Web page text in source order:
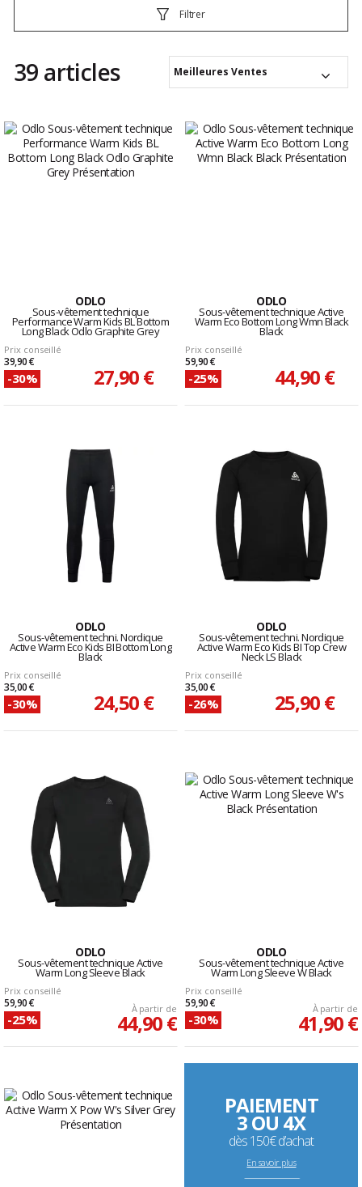
Filtrer
39 articles Meilleures Ventes
ODLO
Sous-vêtement technique
Performance Warm Kids BL Bottom
Long Black Odlo Graphite Grey
Prix conseillé
39,90 €
-30% 27,90 €
ODLO
Sous-vêtement technique Active
Warm Eco Bottom Long Wmn Black
Black
Prix conseillé
59,90 €
-25% 44,90 €
ODLO
Sous-vêtement techni. Nordique
Active Warm Eco Kids BI Bottom Long
Black
Prix conseillé
35,00 €
-30% 24,50 €
ODLO
Sous-vêtement techni. Nordique
Active Warm Eco Kids BI Top Crew
Neck LS Black
Prix conseillé
35,00 €
-26% 25,90 €
ODLO
Sous-vêtement technique Active
Warm Long Sleeve Black
Prix conseillé
59,90 €
-25%
À partir de
44,90 €
ODLO
Sous-vêtement technique Active
Warm Long Sleeve W Black
Prix conseillé
59,90 €
-30%
À partir de
41,90 €
PAIEMENT
3 OU 4X
dès 150€ d’achat
En savoir plus
--------------------------------------------------------------------